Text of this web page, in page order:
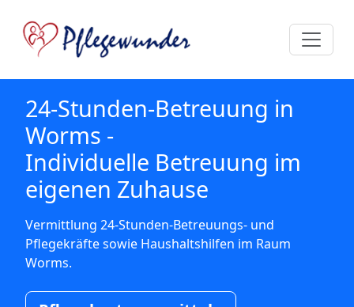
24-Stunden-Betreuung in
Worms -
Individuelle Betreuung im
eigenen Zuhause
Vermittlung 24-Stunden-Betreuungs- und
Pflegekräfte sowie Haushaltshilfen im Raum
Worms.